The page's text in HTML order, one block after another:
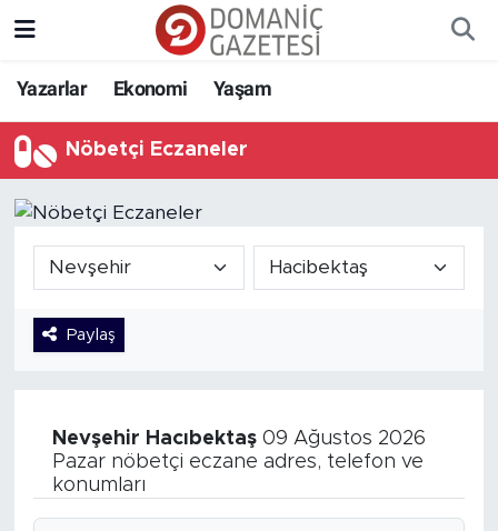
Yazarlar Ekonomi Yaşam
Nöbetçi Eczaneler
Paylaş
Nevşehir Hacıbektaş09 Ağustos 2026
Pazar nöbetçi eczane adres, telefon ve
konumları